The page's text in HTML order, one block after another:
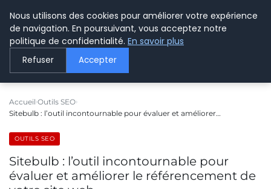
LE WEBMARKETING
Accueil Outils SEO
Sitebulb : l’outil incontournable pour évaluer et améliorer…
OUTILS SEO
Sitebulb : l’outil incontournable pour
évaluer et améliorer le référencement de
Nous utilisons des cookies pour améliorer votre expérience
de navigation. En poursuivant, vous acceptez notre
politique de confidentialité. En savoir plus
Refuser Accepter